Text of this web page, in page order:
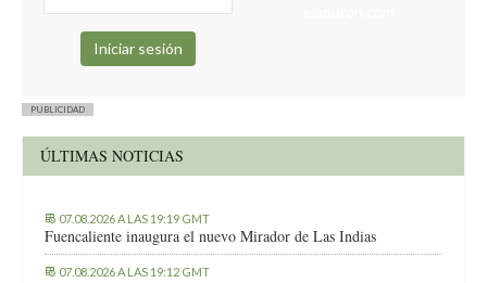
PUBLICIDAD
ÚLTIMAS NOTICIAS
07.08.2026 A LAS 19:19 GMT
Fuencaliente inaugura el nuevo Mirador de Las Indias
07.08.2026 A LAS 19:12 GMT